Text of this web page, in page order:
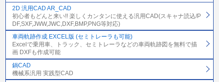
2D 汎用CAD AR_CAD
初心者もどんと来い!! 楽しくカンタンに使える汎用CAD(スキャナ読込/P
DF,SXF,JWW,JWC,DXF,BMP,PNG等対応)
車両軌跡作成 EXCEL版 (セミトレーラも可能)
Excelで乗用車、トラック、セミトレーラなどの車両軌跡図を無料で描
画 DXFも作成可能
鍋CAD
機械系汎用 実践型CAD